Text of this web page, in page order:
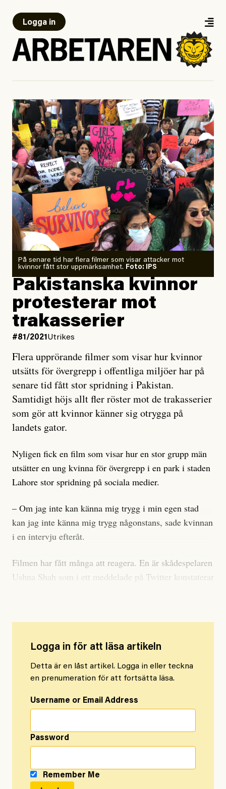
Logga in
På senare tid har flera filmer som visar attacker mot
kvinnor fått stor uppmärksamhet. Foto: IPS
Pakistanska kvinnor
protesterar mot
trakasserier
#81/2021Utrikes
Flera upprörande filmer som visar hur kvinnor
utsätts för övergrepp i offentliga miljöer har på
senare tid fått stor spridning i Pakistan.
Samtidigt höjs allt fler röster mot de trakasserier
som gör att kvinnor känner sig otrygga på
landets gator.
Nyligen fick en film som visar hur en stor grupp män
utsätter en ung kvinna för övergrepp i en park i staden
Lahore stor spridning på sociala medier.
– Om jag inte kan känna mig trygg i min egen stad
kan jag inte känna mig trygg någonstans, sade kvinnan
i en intervju efteråt.
Filmen har fått många att reagera. En är skådespelaren
Ushna Shah som i ett meddelade på Twitter konstaterar
Logga in för att läsa artikeln
Detta är en låst artikel. Logga in eller teckna
en prenumeration för att fortsätta läsa.
Username or Email Address
Password
Remember Me